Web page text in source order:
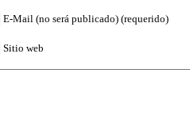
E-Mail (no será publicado) (requerido)
Sitio web